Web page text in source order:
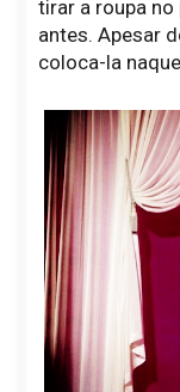
tirar a roupa
antes. Apesar
coloca-la